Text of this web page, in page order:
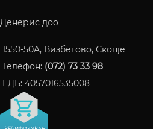
Денерис доо
1550-50A, Визбегово, Скопје
Телефон: (072) 73 33 98
ЕДБ: 4057016535008